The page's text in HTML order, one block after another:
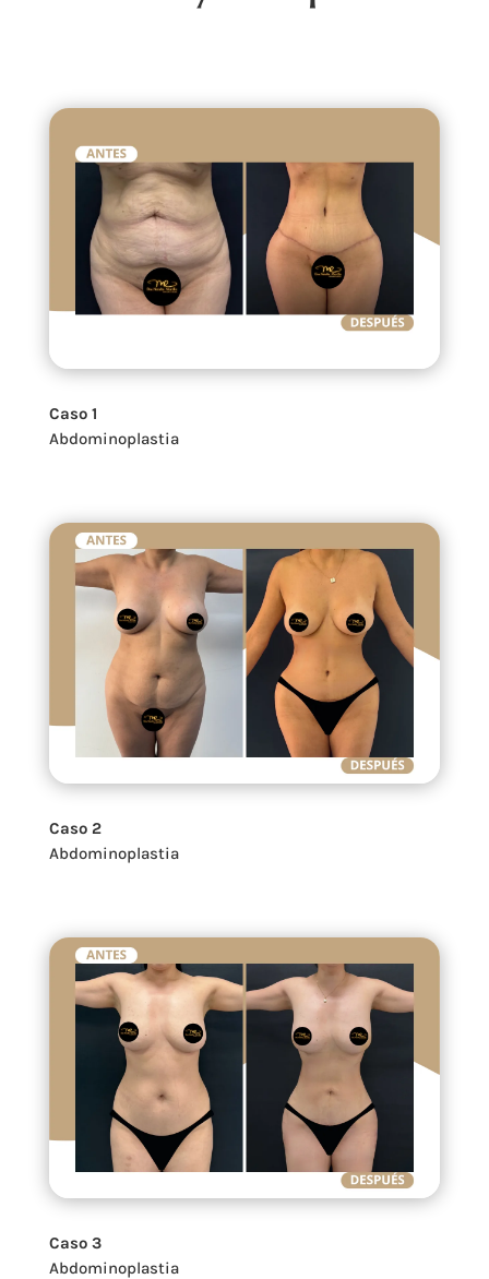
Caso 1
Abdominoplastia
Caso 2
Abdominoplastia
Caso 3
Abdominoplastia